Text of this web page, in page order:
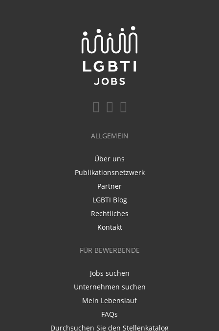
ALLGEMEIN
Über uns
Publikationsnetzwerk
Partner
LGBTI Blog
Rechtliches
Kontakt
FÜR BEWERBENDE
Jobs suchen
Unternehmen suchen
Mein Lebenslauf
FAQs
Durchsuchen Sie den Stellenkatalog